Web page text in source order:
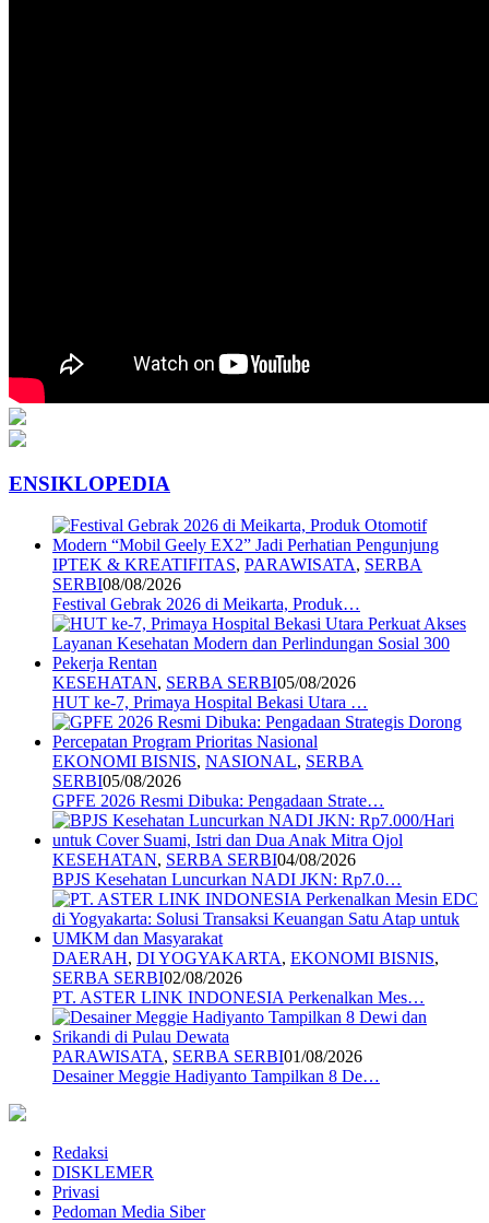
ENSIKLOPEDIA
IPTEK & KREATIFITAS, PARAWISATA, SERBA
SERBI08/08/2026
Festival Gebrak 2026 di Meikarta, Produk…
KESEHATAN, SERBA SERBI05/08/2026
HUT ke-7, Primaya Hospital Bekasi Utara …
EKONOMI BISNIS, NASIONAL, SERBA
SERBI05/08/2026
GPFE 2026 Resmi Dibuka: Pengadaan Strate…
KESEHATAN, SERBA SERBI04/08/2026
BPJS Kesehatan Luncurkan NADI JKN: Rp7.0…
DAERAH, DI YOGYAKARTA, EKONOMI BISNIS,
SERBA SERBI02/08/2026
PT. ASTER LINK INDONESIA Perkenalkan Mes…
PARAWISATA, SERBA SERBI01/08/2026
Desainer Meggie Hadiyanto Tampilkan 8 De…
Redaksi
DISKLEMER
Privasi
Pedoman Media Siber